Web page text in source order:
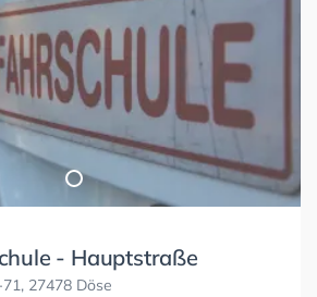
- Hauptstraße
27478 Döse